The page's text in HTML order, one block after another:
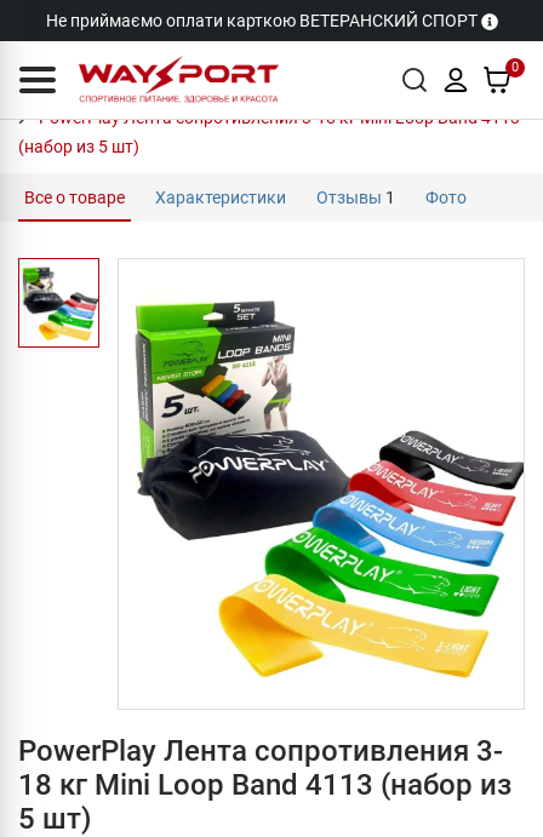
Не приймаємо оплати карткою ВЕТЕРАНСКИЙ СПОРТ
0
PowerPlay Лента сопротивления 3-18 кг Mini Loop Band 4113
(набор из 5 шт)
Все о товаре Характеристики Отзывы 1 Фото
PowerPlay Лента сопротивления 3-
18 кг Mini Loop Band 4113 (набор из
5 шт)